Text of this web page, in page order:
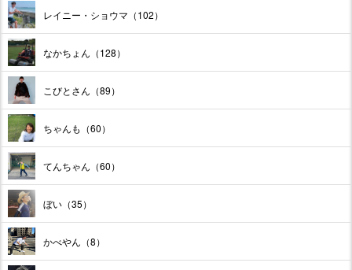
レイニー・ショウマ（102）
なかちょん（128）
こびとさん（89）
ちゃんも（60）
てんちゃん（60）
ぼい（35）
かべやん（8）